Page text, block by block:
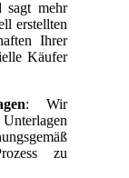
mehr
erstellten
Ihrer
Käufer
: Wir
zu